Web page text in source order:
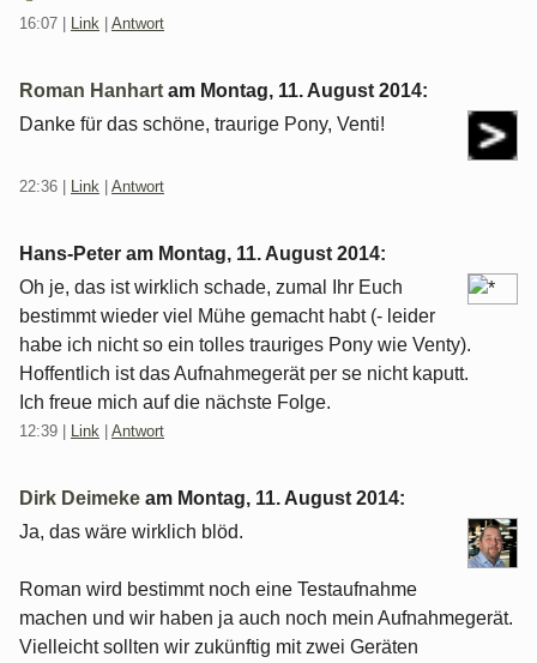
16:07 Link Antwort
Roman Hanhart am Montag, 11. August 2014:
Danke für das schöne, traurige Pony, Venti!
22:36 Link Antwort
Hans-Peter am Montag, 11. August 2014:
Oh je, das ist wirklich schade, zumal Ihr Euch
bestimmt wieder viel Mühe gemacht habt (- leider
habe ich nicht so ein tolles trauriges Pony wie Venty).
Hoffentlich ist das Aufnahmegerät per se nicht kaputt.
Ich freue mich auf die nächste Folge.
12:39 Link Antwort
Dirk Deimeke am Montag, 11. August 2014:
Ja, das wäre wirklich blöd.
Roman wird bestimmt noch eine Testaufnahme
machen und wir haben ja auch noch mein Aufnahmegerät.
Vielleicht sollten wir zukünftig mit zwei Geräten